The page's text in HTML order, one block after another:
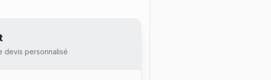
devis personnalisé